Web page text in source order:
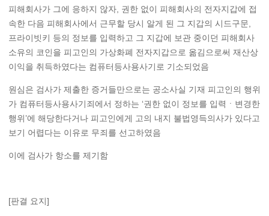
피해회사가 그에 응하지 않자, 권한 없이 피해회사의 전자지갑에 접
속한 다음 피해회사에서 근무할 당시 알게 된 그 지갑의 시드구문,
프라이빗키 등의 정보를 입력하고 그 지갑에 보관 중이던 피해회사
소유의 코인을 피고인의 가상화폐 전자지갑으로 옮김으로써 재산상
이익을 취득하였다는 컴퓨터등사용사기로 기소되었음
원심은 검사가 제출한 증거들만으로는 공소사실 기재 피고인의 행위
가 컴퓨터등사용사기죄에서 정하는 ‘권한 없이 정보를 입력ㆍ변경한
행위’에 해당한다거나 피고인에게 고의 내지 불법영득의사가 있다고
보기 어렵다는 이유로 무죄를 선고하였음
이에 검사가 항소를 제기함
[판결 요지]